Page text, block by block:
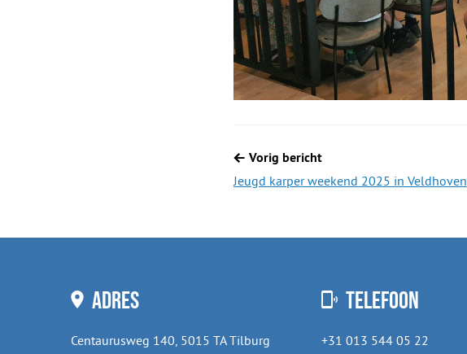
Berichtnavigatie
Vorig bericht
Jeugd karper weekend 2025 in Veldhoven
Adres
Centaurusweg 140, 5015 TA Tilburg
Telefoon
+31 013 544 05 22